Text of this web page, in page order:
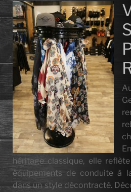
héritage classique, elle
équipements de conduite à
dans un style décontracté.